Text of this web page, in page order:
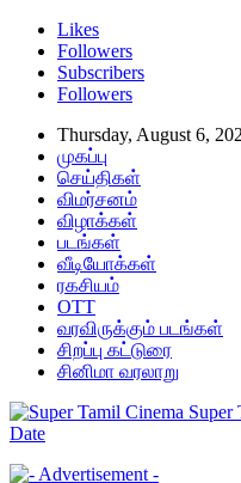
Likes
Followers
Subscribers
Followers
Thursday, August 6,
முகப்பு
செய்திகள்
விமர்சனம்
விழாக்கள்
படங்கள்
வீடியோக்கள்
ரகசியம்
OTT
வரவிருக்கும் படங்கள்
சிறப்பு கட்டுரை
சினிமா வரலாறு
Super
Date